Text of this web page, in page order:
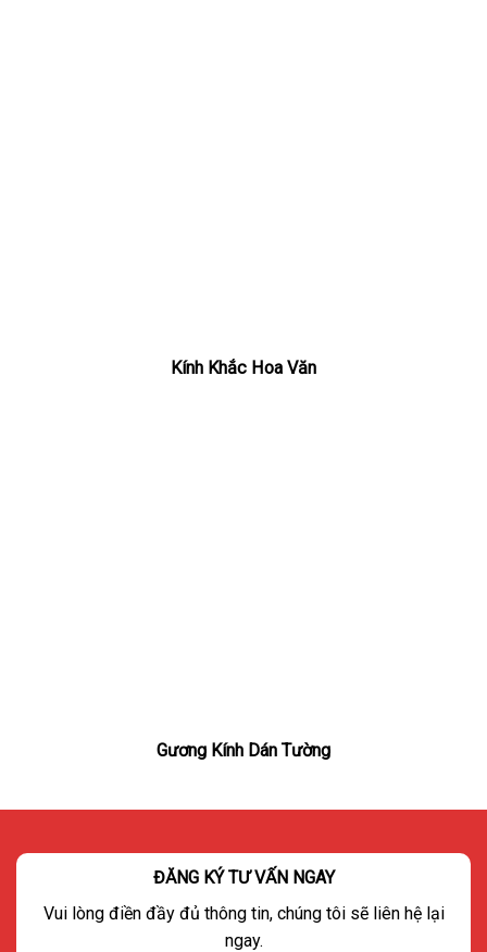
Kính Khắc Hoa Văn
Gương Kính Dán Tường
ĐĂNG KÝ TƯ VẤN NGAY
Vui lòng điền đầy đủ thông tin, chúng tôi sẽ liên hệ lại
ngay.